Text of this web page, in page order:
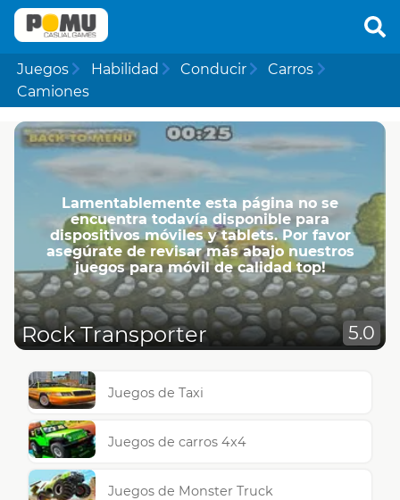
Juegos Habilidad Conducir
Carros
Camiones
Lamentablemente esta página no se
encuentra todavía disponible para
dispositivos móviles y tablets. Por favor
asegúrate de revisar más abajo nuestros
juegos para móvil de calidad top!
Rock Transporter 5.0
Juegos de Taxi
Juegos de carros 4x4
Juegos de Monster Truck